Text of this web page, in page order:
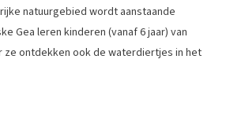
natuurgebied wordt aanstaande
Gea leren kinderen (vanaf 6 jaar) van
ze ontdekken ook de waterdiertjes in het